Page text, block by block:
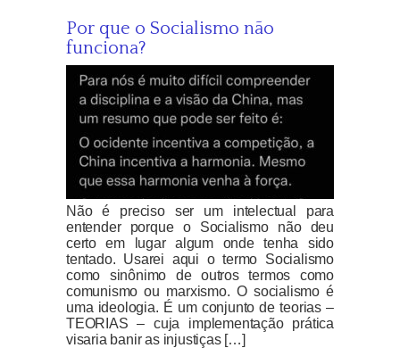
Por que o Socialismo não
funciona?
Não é preciso ser um intelectual para
entender porque o Socialismo não deu
certo em lugar algum onde tenha sido
tentado. Usarei aqui o termo Socialismo
como sinônimo de outros termos como
comunismo ou marxismo. O socialismo é
uma ideologia. É um conjunto de teorias –
TEORIAS – cuja implementação prática
visaria banir as injustiças […]